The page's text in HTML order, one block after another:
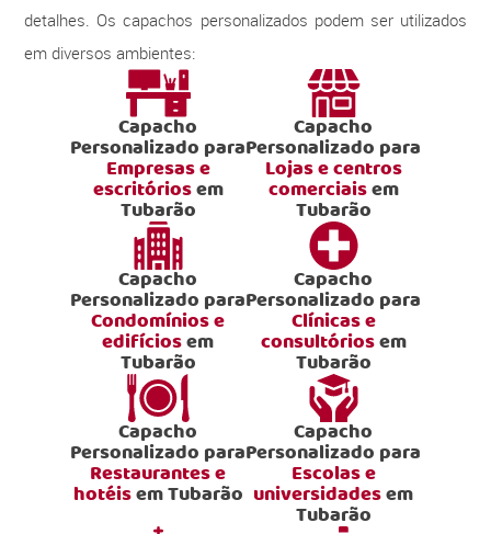
detalhes. Os capachos personalizados podem ser utilizados
em diversos ambientes:
Capacho
Personalizado para
Empresas e
escritóriosem
Tubarão
Capacho
Personalizado para
Lojas e centros
comerciaisem
Tubarão
Capacho
Personalizado para
Condomínios e
edifíciosem
Tubarão
Capacho
Personalizado para
Clínicas e
consultóriosem
Tubarão
Capacho
Personalizado para
Restaurantes e
hotéisem Tubarão
Capacho
Personalizado para
Escolas e
universidadesem
Tubarão